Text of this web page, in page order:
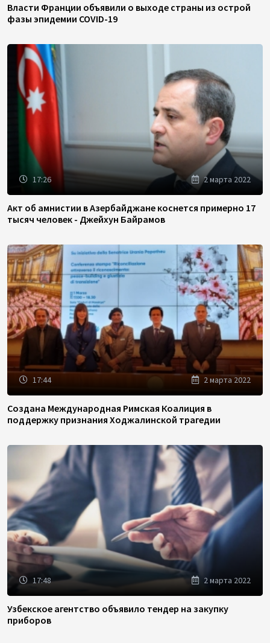
Власти Франции объявили о выходе страны из острой
фазы эпидемии COVID-19
17:26 2 марта 2022
Акт об амнистии в Азербайджане коснется примерно 17
тысяч человек - Джейхун Байрамов
17:44 2 марта 2022
Создана Международная Римская Коалиция в
поддержку признания Ходжалинской трагедии
17:48 2 марта 2022
Узбекское агентство объявило тендер на закупку
приборов